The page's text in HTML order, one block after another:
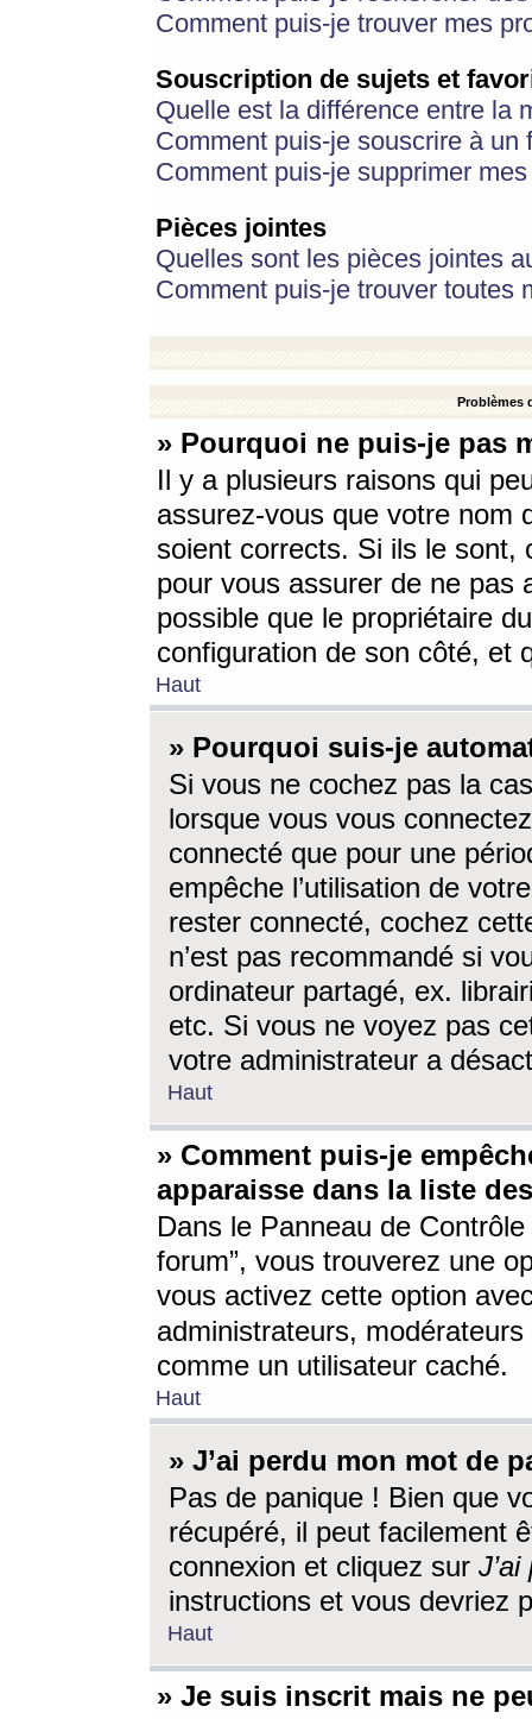
Comment puis-je trouver mes
Souscription de sujets et
Quelle est la différence entre la
Comment puis-je souscrire à
Comment puis-je supprimer
Pièces jointes
Quelles sont les pièces jointes
Comment puis-je trouver toutes
Problèmes
» Pourquoi ne puis-je pas
Il y a plusieurs raisons qui
assurez-vous que votre nom
soient corrects. Si ils le sont,
pour vous assurer de ne pas
possible que le propriétaire
configuration de son côté, et
Haut
» Pourquoi suis-je
Si vous ne cochez pas la
lorsque vous vous
connecté que pour une
empêche l’utilisation de
rester connecté, cochez
n’est pas recommandé si
ordinateur partagé, ex.
etc. Si vous ne voyez pas
votre administrateur a
Haut
» Comment puis-je
apparaisse dans la liste
Dans le Panneau de
forum”, vous trouverez une
vous activez cette option
administrateurs,
comme un utilisateur caché.
Haut
» J’ai perdu mon mot de
Pas de panique ! Bien que
récupéré, il peut facilement
connexion et cliquez sur
instructions et vous devriez
Haut
» Je suis inscrit mais ne